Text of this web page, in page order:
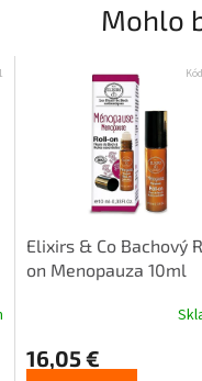
Mohlo
Elixirs & Co Bachový
on Menopauza 10ml
16,05 €